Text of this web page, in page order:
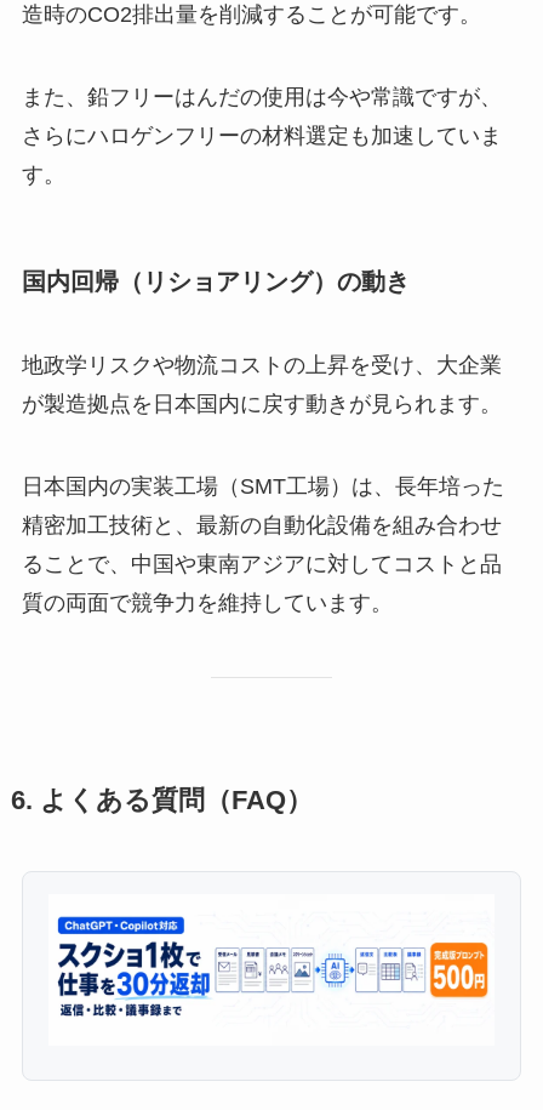
造時のCO2排出量を削減することが可能です。
また、鉛フリーはんだの使用は今や常識ですが、
さらにハロゲンフリーの材料選定も加速していま
す。
国内回帰（リショアリング）の動き
地政学リスクや物流コストの上昇を受け、大企業
が製造拠点を日本国内に戻す動きが見られます。
日本国内の実装工場（SMT工場）は、長年培った
精密加工技術と、最新の自動化設備を組み合わせ
ることで、中国や東南アジアに対してコストと品
質の両面で競争力を維持しています。
6. よくある質問（FAQ）